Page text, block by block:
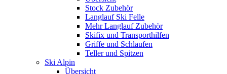
Stock Zubehör
Langlauf Ski Felle
Mehr Langlauf Zubehör
Skifix und Transporthilfen
Griffe und Schlaufen
Teller und Spitzen
Ski Alpin
Übersicht